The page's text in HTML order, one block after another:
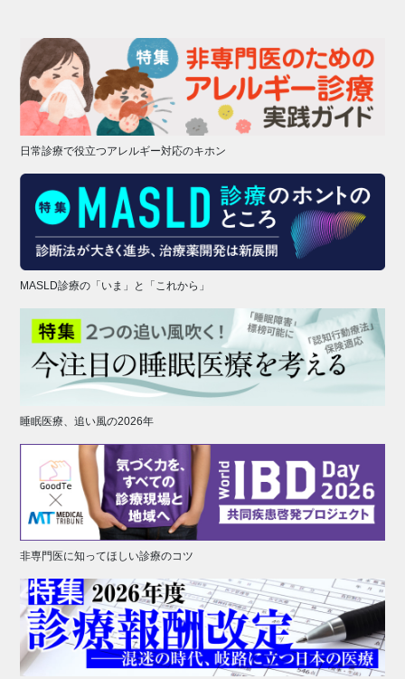
日常診療で役立つアレルギー対応のキホン
MASLD診療の「いま」と「これから」
睡眠医療、追い風の2026年
非専門医に知ってほしい診療のコツ